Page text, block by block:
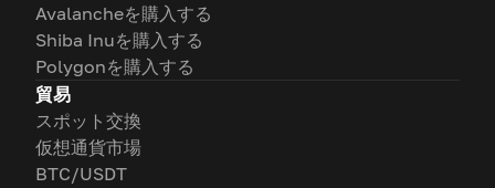
Avalancheを購入する
Shiba Inuを購入する
Polygonを購入する
貿易
スポット交換
仮想通貨市場
BTC/USDT